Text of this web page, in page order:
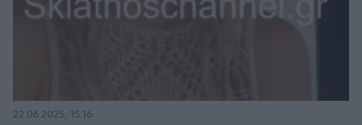
22.06.2025, 15:16